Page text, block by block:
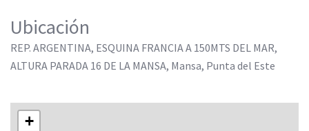
Ubicación
REP. ARGENTINA, ESQUINA FRANCIA A 150MTS DEL MAR,
ALTURA PARADA 16 DE LA MANSA, Mansa, Punta del Este
+